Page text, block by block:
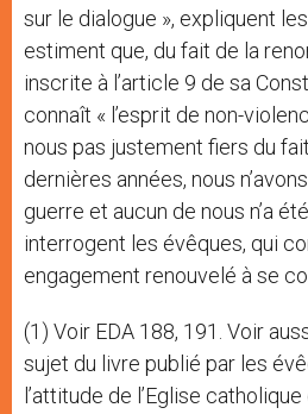
sur le dialogue », expliquent
estiment que, du fait de la
inscrite à l’article 9 de sa
connaît « l’esprit de non-
nous pas justement fiers du
dernières années, nous
guerre et aucun de nous n’a
interrogent les évêques, qui
engagement renouvelé à se
(1) Voir EDA 188, 191. Voir
sujet du livre publié par les
l’attitude de l’Eglise